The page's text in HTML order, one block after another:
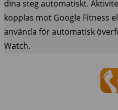
dina steg automatiskt.
kopplas mot Google Fitness
använda för automatisk
Watch.